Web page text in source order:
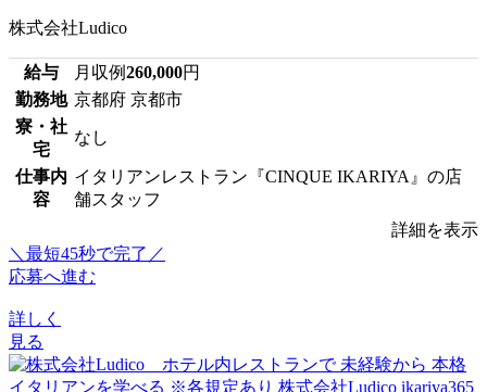
株式会社Ludico
給与 月収例260,000円
勤務地 京都府 京都市
寮・社
宅
なし
仕事内
容
イタリアンレストラン『CINQUE IKARIYA』の店
舗スタッフ
詳細を表示
＼最短45秒で完了／
応募へ進む
詳しく
見る